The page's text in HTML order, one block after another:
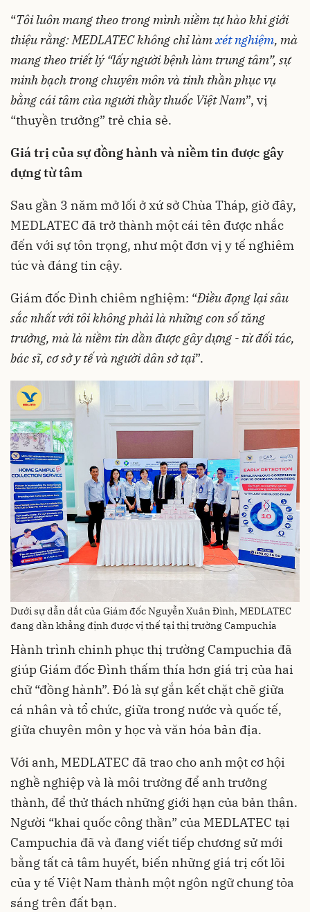
“Tôi luôn mang theo trong mình niềm tự hào khi giới
thiệu rằng: MEDLATEC không chỉ làmxét nghiệm, mà
mang theo triết lý “lấy người bệnh làm trung tâm”, sự
minh bạch trong chuyên môn và tinh thần phục vụ
bằng cái tâm của người thầy thuốc Việt Nam”, vị
“thuyền trưởng” trẻ chia sẻ.
Giá trị của sự đồng hành và niềm tin được gây
dựng từ tâm
Sau gần 3 năm mở lối ở xứ sở Chùa Tháp, giờ đây,
MEDLATEC đã trở thành một cái tên được nhắc
đến với sự tôn trọng, như một đơn vị y tế nghiêm
túc và đáng tin cậy.
Giám đốc Đình chiêm nghiệm: “Điều đọng lại sâu
sắc nhất với tôi không phải là những con số tăng
trưởng, mà là niềm tin dần được gây dựng - từ đối tác,
bác sĩ, cơ sở y tế và người dân sở tại”.
Dưới sự dẫn dắt của Giám đốc Nguyễn Xuân Đình, MEDLATEC
đang dần khẳng định được vị thế tại thị trường Campuchia
Hành trình chinh phục thị trường Campuchia đã
giúp Giám đốc Đình thấm thía hơn giá trị của hai
chữ “đồng hành”. Đó là sự gắn kết chặt chẽ giữa
cá nhân và tổ chức, giữa trong nước và quốc tế,
giữa chuyên môn y học và văn hóa bản địa.
Với anh, MEDLATEC đã trao cho anh một cơ hội
nghề nghiệp và là môi trường để anh trưởng
thành, để thử thách những giới hạn của bản thân.
Người “khai quốc công thần” của MEDLATEC tại
Campuchia đã và đang viết tiếp chương sử mới
bằng tất cả tâm huyết, biến những giá trị cốt lõi
của y tế Việt Nam thành một ngôn ngữ chung tỏa
sáng trên đất bạn.